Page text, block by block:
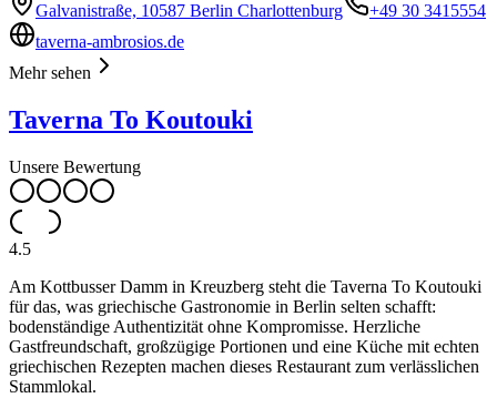
Galvanistraße, 10587 Berlin Charlottenburg
+49 30 3415554
taverna-ambrosios.de
Mehr sehen
Taverna To Koutouki
Unsere Bewertung
4.5
Am Kottbusser Damm in Kreuzberg steht die Taverna To Koutouki
für das, was griechische Gastronomie in Berlin selten schafft:
bodenständige Authentizität ohne Kompromisse. Herzliche
Gastfreundschaft, großzügige Portionen und eine Küche mit echten
griechischen Rezepten machen dieses Restaurant zum verlässlichen
Stammlokal.